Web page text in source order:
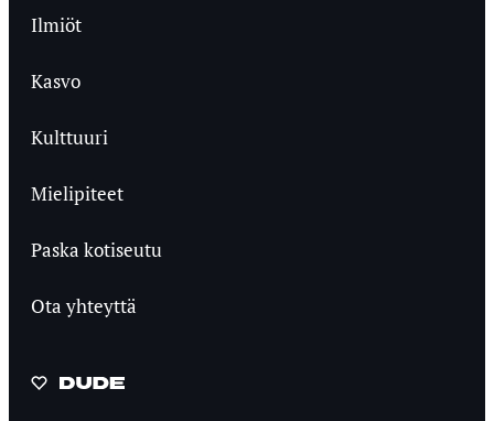
Ilmiöt
Kasvo
Kulttuuri
Mielipiteet
Paska kotiseutu
Ota yhteyttä